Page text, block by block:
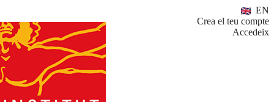
EN
Crea el teu compte
Accedeix